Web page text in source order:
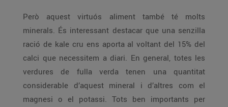
Però aquest virtuós aliment també té molts
minerals. És interessant destacar que una senzilla
ració de kale cru ens aporta al voltant del 15% del
calci que necessitem a diari. En general, totes les
verdures de fulla verda tenen una quantitat
considerable d’aquest mineral i d’altres com el
magnesi o el potassi. Tots ben importants per